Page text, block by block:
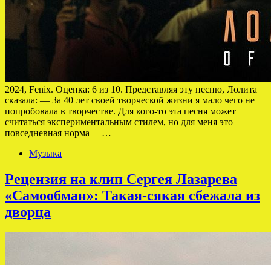
2024, Fenix. Оценка: 6 из 10. Представляя эту песню, Лолита
сказала: — За 40 лет своей творческой жизни я мало чего не
попробовала в творчестве. Для кого-то эта песня может
считаться экспериментальным стилем, но для меня это
повседневная норма —…
Музыка
Рецензия на клип Сергея Лазарева
«Самообман»: Такая-сякая сбежала из
дворца